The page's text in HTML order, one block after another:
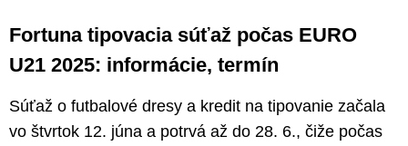
Fortuna tipovacia súťaž počas EURO
U21 2025: informácie, termín
Súťaž o futbalové dresy a kredit na tipovanie začala
vo štvrtok 12. júna a potrvá až do 28. 6., čiže počas